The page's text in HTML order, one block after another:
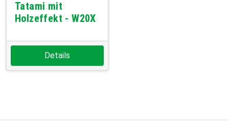
Tatami mit
Holzeffekt - W20X
Details